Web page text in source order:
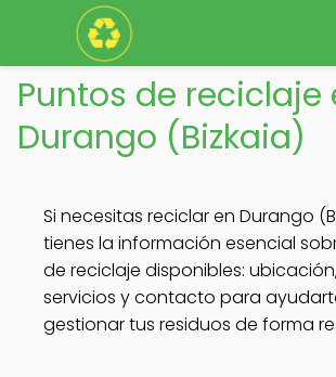
Puntos de reciclaje
Durango (Bizkaia)
Si necesitas reciclar en Durango
tienes la información esencial
de reciclaje disponibles:
servicios y contacto para
gestionar tus residuos de forma